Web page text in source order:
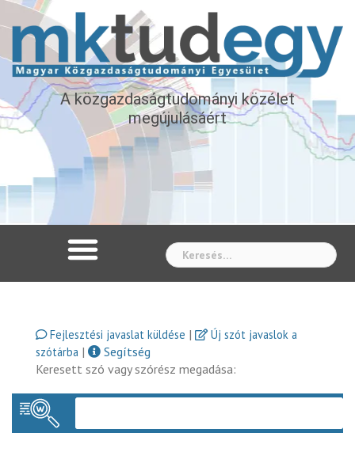
A közgazdaságtudományi közélet
megújulásáért
Fejlesztési javaslat küldése |
Új szót javaslok a
szótárba |
Segítség
Keresett szó vagy szórész megadása: